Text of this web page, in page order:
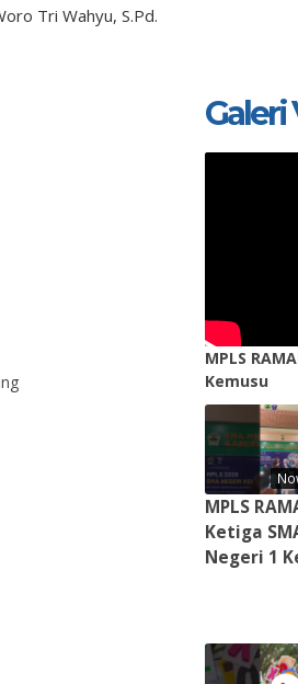
Tri Wahyu, S.Pd.
Galeri
MPLS
Kemusu
MPLS
Ketiga
Negeri 1